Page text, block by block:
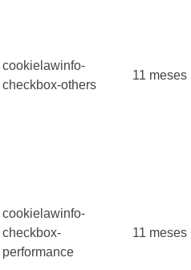
cookielawinfo-
checkbox-others
11 meses
cookielawinfo-
checkbox-
performance
11 meses